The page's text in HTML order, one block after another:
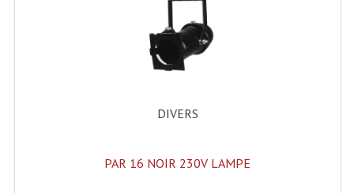
Tour De Travail Et Échafaudage
Flight-Case (s) Et Accessoires
Flight Case Régie
DIVERS
PAR 16 NOIR 230V LAMPE